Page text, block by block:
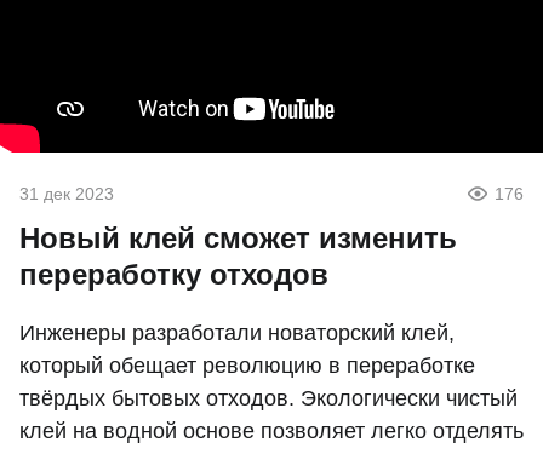
31 дек 2023 176
Новый клей сможет изменить
переработку отходов
Инженеры разработали новаторский клей,
который обещает революцию в переработке
твёрдых бытовых отходов. Экологически чистый
клей на водной основе позволяет легко отделять